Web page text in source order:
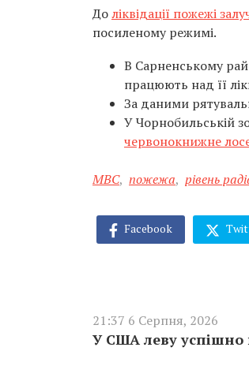
Доліквідації пожежі
посиленому режимі.
В Сарненському
працюють над її
За даними
У Чорнобильській
червонокнижне
МВС, пожежа, рівень
Facebook
21:37 6 Серпня, 2026
У США леву успішно